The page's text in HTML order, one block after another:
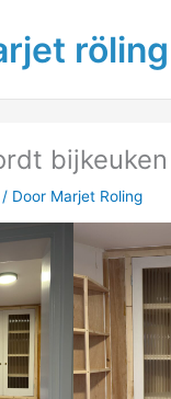
röling
bijkeuken
/ Door Marjet Roling